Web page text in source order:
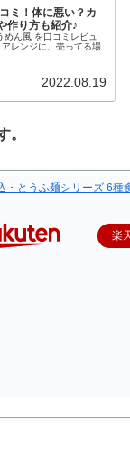
ミ！体に悪い？カ
作り方も紹介♪
めん風 を口コミレビュ
レンジに、売ってる場
2022.08.19
。
・とうふ麺シリーズ 6種
楽